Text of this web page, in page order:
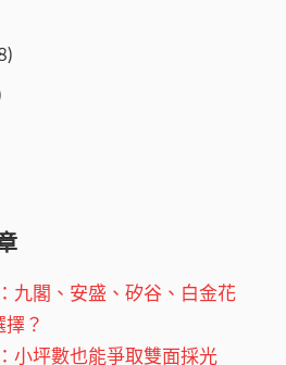
九閣、安盛、矽谷、白金花
？
小坪數也能爭取雙面採光